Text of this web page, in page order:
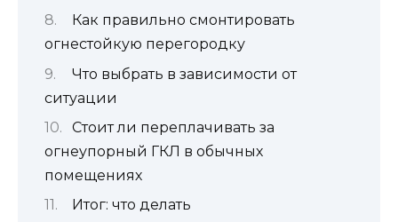
Как правильно смонтировать
огнестойкую перегородку
Что выбрать в зависимости от
ситуации
Стоит ли переплачивать за
огнеупорный ГКЛ в обычных
помещениях
Итог: что делать